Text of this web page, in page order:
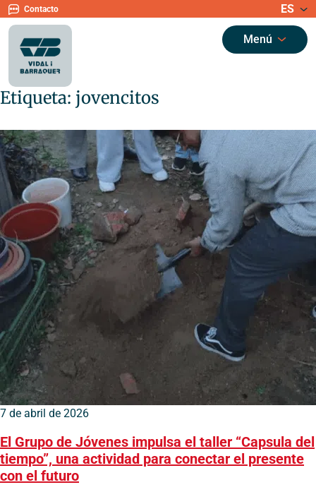
Contacto ES
Menú
Etiqueta: jovencitos
7 de abril de 2026
El Grupo de Jóvenes impulsa el taller “Capsula del
tiempo”, una actividad para conectar el presente
con el futuro